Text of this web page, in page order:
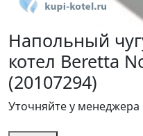
Напольный
котел Beretta
(20107294)
Уточняйте у менеджера